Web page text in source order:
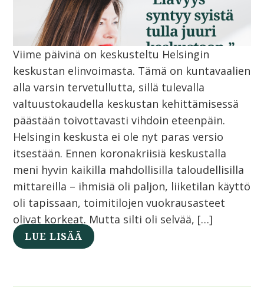
Viime päivinä on keskusteltu Helsingin
keskustan elinvoimasta. Tämä on kuntavaalien
alla varsin tervetullutta, sillä tulevalla
valtuustokaudella keskustan kehittämisessä
päästään toivottavasti vihdoin eteenpäin.
Helsingin keskusta ei ole nyt paras versio
itsestään. Ennen koronakriisiä keskustalla
meni hyvin kaikilla mahdollisilla taloudellisilla
mittareilla – ihmisiä oli paljon, liiketilan käyttö
oli tapissaan, toimitilojen vuokrausasteet
olivat korkeat. Mutta silti oli selvää, […]
LUE LISÄÄ